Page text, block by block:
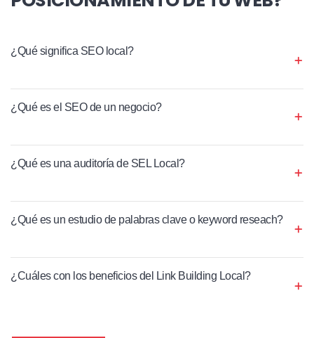
¿Qué significa SEO local?
¿Qué es el SEO de un negocio?
¿Qué es una auditoría de SEL Local?
¿Qué es un estudio de palabras clave o keyword reseach?
¿Cuáles con los beneficios del Link Building Local?